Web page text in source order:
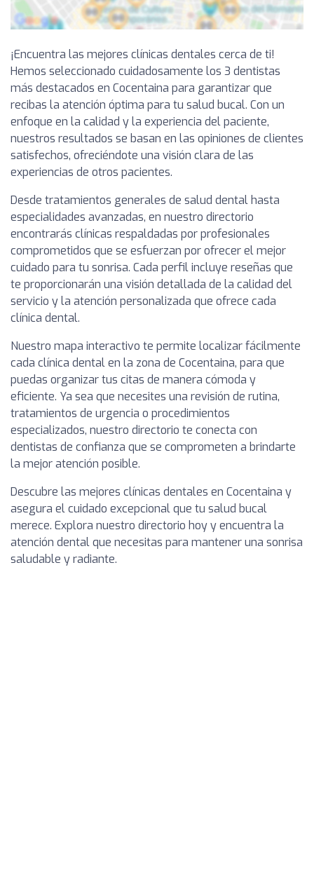
¡Encuentra las mejores clínicas dentales cerca de ti!
Hemos seleccionado cuidadosamente los 3 dentistas
más destacados en Cocentaina para garantizar que
recibas la atención óptima para tu salud bucal. Con un
enfoque en la calidad y la experiencia del paciente,
nuestros resultados se basan en las opiniones de clientes
satisfechos, ofreciéndote una visión clara de las
experiencias de otros pacientes.
Desde tratamientos generales de salud dental hasta
especialidades avanzadas, en nuestro directorio
encontrarás clínicas respaldadas por profesionales
comprometidos que se esfuerzan por ofrecer el mejor
cuidado para tu sonrisa. Cada perfil incluye reseñas que
te proporcionarán una visión detallada de la calidad del
servicio y la atención personalizada que ofrece cada
clínica dental.
Nuestro mapa interactivo te permite localizar fácilmente
cada clínica dental en la zona de Cocentaina, para que
puedas organizar tus citas de manera cómoda y
eficiente. Ya sea que necesites una revisión de rutina,
tratamientos de urgencia o procedimientos
especializados, nuestro directorio te conecta con
dentistas de confianza que se comprometen a brindarte
la mejor atención posible.
Descubre las mejores clínicas dentales en Cocentaina y
asegura el cuidado excepcional que tu salud bucal
merece. Explora nuestro directorio hoy y encuentra la
atención dental que necesitas para mantener una sonrisa
saludable y radiante.